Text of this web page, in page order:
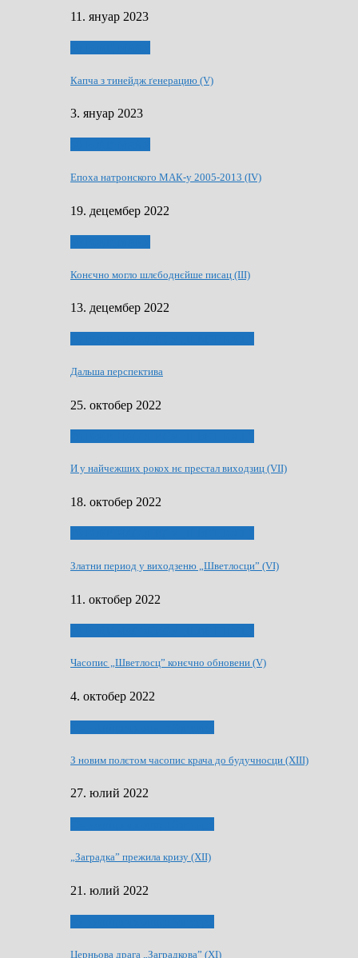
11. януар 2023
Капча з тинейдж ґенерацию (V)
3. януар 2023
Епоха натронского МАК-у 2005-2013 (IV)
19. децембер 2022
Конєчно могло шлєбоднєйше писац (III)
13. децембер 2022
Дальша перспектива
25. октобер 2022
И у найчежших рокох нє престал виходзиц (VII)
18. октобер 2022
Златни период у виходзеню „Шветлосци” (VI)
11. октобер 2022
Часопис „Шветлосц” конєчно обновени (V)
4. октобер 2022
З новим полєтом часопис крача до будучносци (XIII)
27. юлий 2022
„Заградка” прежила кризу (XII)
21. юлий 2022
Церньова драга „Заградкова” (XI)